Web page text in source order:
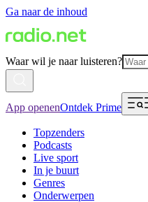
Ga naar de inhoud
Waar wil je naar luisteren?
App openenOntdek Prime
Topzenders
Podcasts
Live sport
In je buurt
Genres
Onderwerpen